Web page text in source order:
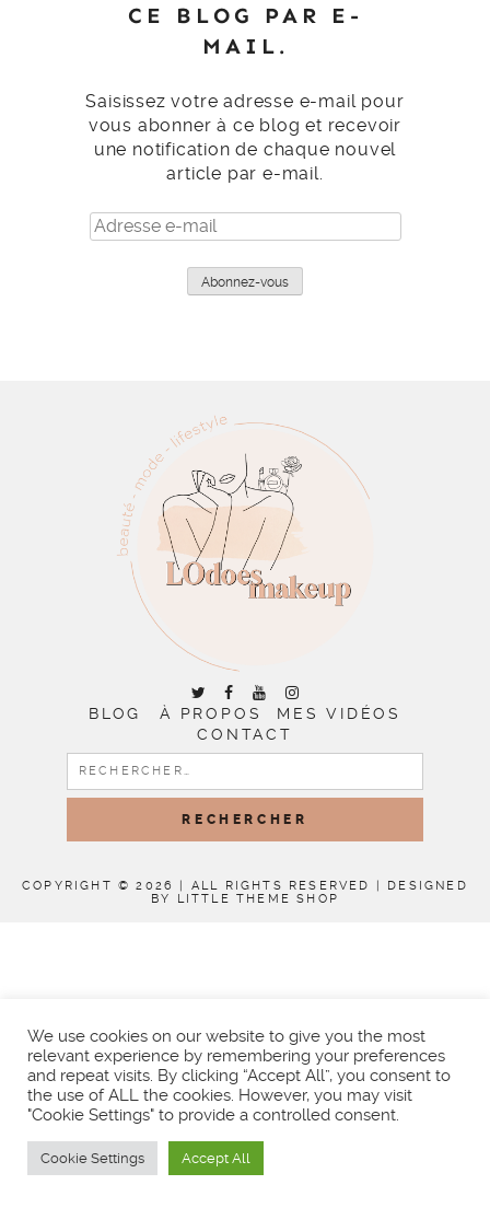
CE BLOG PAR E-
MAIL.
Saisissez votre adresse e-mail pour
vous abonner à ce blog et recevoir
une notification de chaque nouvel
article par e-mail.
Adresse
e-
Abonnez-vous
BLOG À PROPOS
MES VIDÉOS
CONTACT
RECHERCHER :
COPYRIGHT © 2026 | ALL RIGHTS RESERVED | DESIGNED
BY LITTLE THEME SHOP
We use cookies on our website to give you the most
relevant experience by remembering your preferences
and repeat visits. By clicking “Accept All”, you consent to
the use of ALL the cookies. However, you may visit
"Cookie Settings" to provide a controlled consent.
Cookie Settings Accept All